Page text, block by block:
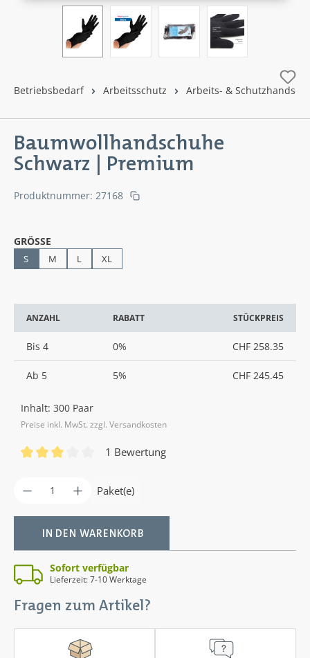
Betriebsbedarf Arbeitsschutz Arbeits- &
Baumwollhandschuhe
Schwarz | Premium
ANZAHL RABATT STÜCKPREIS
Bis 4 0% CHF 258.35
Ab 5 5% CHF 245.45
Inhalt: 300 Paar
Preise inkl. MwSt. zzgl. Versandkosten
1 Bewertung
GRÖSSE
S M L XL
Produkt Anzahl: Gib den gewünschten
Paket(e)
IN DEN WARENKORB
Sofort verfügbar
Lieferzeit: 7-10 Werktage
Produktnummer: 27168
Fragen zum Artikel?